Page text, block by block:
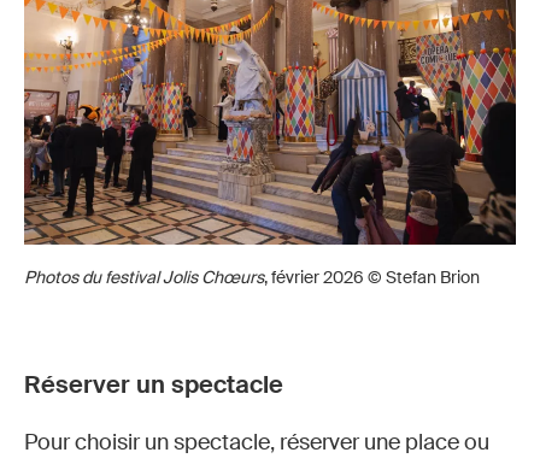
Photos du festival Jolis Chœurs, février 2026 © Stefan Brion
Réserver un spectacle
Pour choisir un spectacle, réserver une place ou